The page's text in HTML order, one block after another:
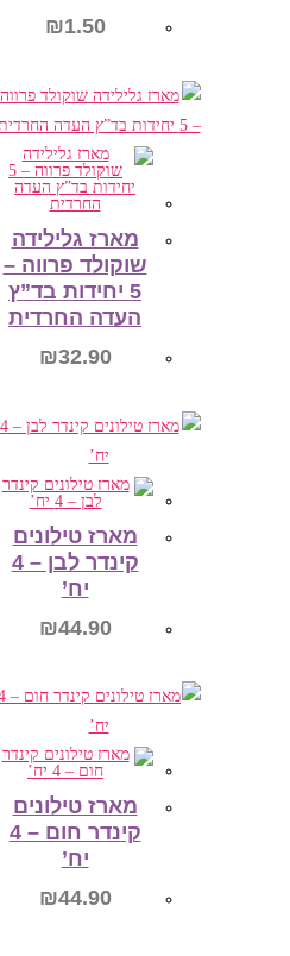
₪1.50
הוספה לסל
מארז גלילידה
שוקולד פרווה –
5 יחידות בד”ץ
העדה החרדית
₪32.90
הוספה לסל
מארז טילונים
קינדר לבן – 4
יח’
₪44.90
הוספה לסל
מארז טילונים
קינדר חום – 4
יח’
₪44.90